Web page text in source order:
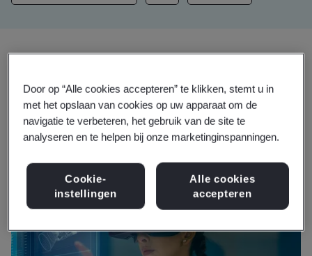
Actuele inzichten
Door op “Alle cookies accepteren” te klikken, stemt u in
met het opslaan van cookies op uw apparaat om de
navigatie te verbeteren, het gebruik van de site te
analyseren en te helpen bij onze marketinginspanningen.
Cookie-
instellingen
Alle cookies
accepteren